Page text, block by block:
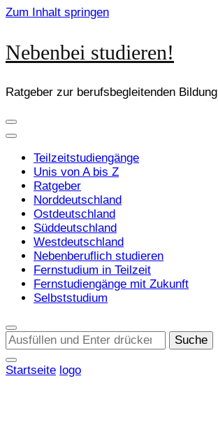
Zum Inhalt springen
Nebenbei studieren!
Ratgeber zur berufsbegleitenden Bildung
Teilzeitstudiengänge
Unis von A bis Z
Ratgeber
Norddeutschland
Ostdeutschland
Süddeutschland
Westdeutschland
Nebenberuflich studieren
Fernstudium in Teilzeit
Fernstudiengänge mit Zukunft
Selbststudium
Suchst
du
nach
etwas?
Startseite logo